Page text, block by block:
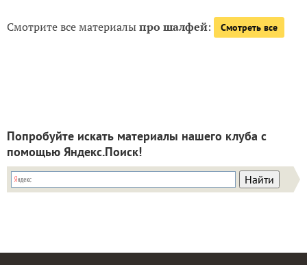
Смотрите все материалыпро шалфей: Смотреть все
Попробуйте искать материалы нашего клуба с
помощью Яндекс.Поиск!